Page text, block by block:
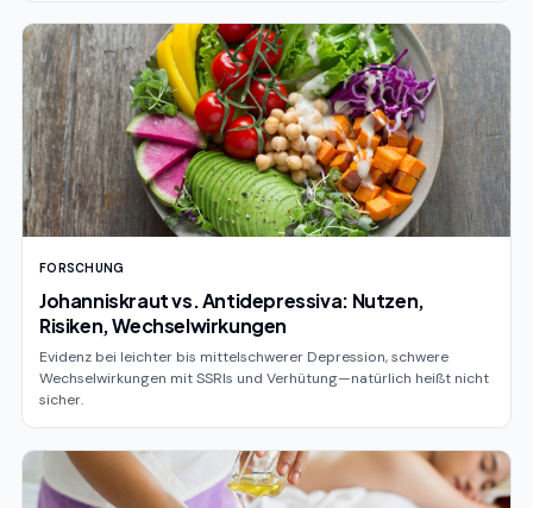
FORSCHUNG
Johanniskraut vs. Antidepressiva: Nutzen,
Risiken, Wechselwirkungen
Evidenz bei leichter bis mittelschwerer Depression, schwere
Wechselwirkungen mit SSRIs und Verhütung—natürlich heißt nicht
sicher.